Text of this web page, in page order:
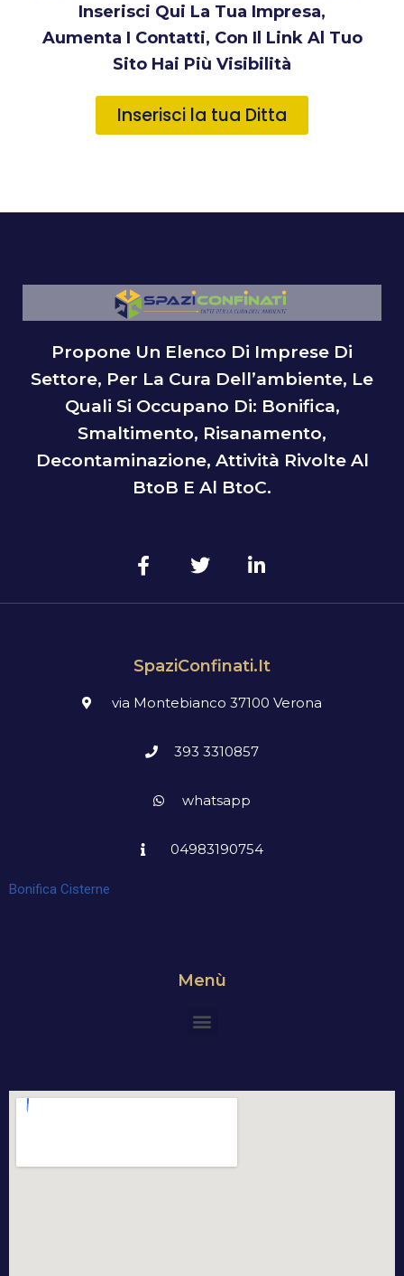
Inserisci Qui La Tua Impresa,
Aumenta I Contatti, Con Il Link Al Tuo
Sito Hai Più Visibilità
Inserisci la tua Ditta
Propone Un Elenco Di Imprese Di
Settore, Per La Cura Dell’ambiente, Le
Quali Si Occupano Di: Bonifica,
Smaltimento, Risanamento,
Decontaminazione, Attività Rivolte Al
BtoB E Al BtoC.
SpaziConfinati.it
via Montebianco 37100 Verona
393 3310857
whatsapp
04983190754
Bonifica Cisterne
Menù